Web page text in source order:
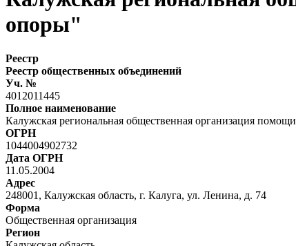
опоры"
Реестр
Реестр общественных объединений
Уч. №
4012011445
Полное наименование
Калужская региональная общественная организация
ОГРН
1044004902732
Дата ОГРН
11.05.2004
Адрес
248001, Калужская область, г. Калуга, ул. Ленина, д. 74
Форма
Общественная организация
Регион